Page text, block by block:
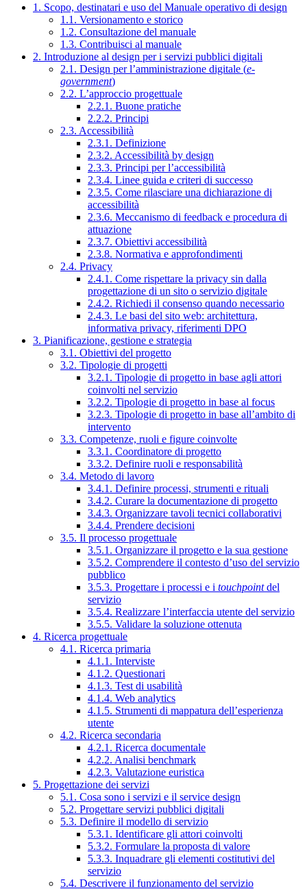
1. Scopo, destinatari e uso del Manuale operativo di design
1.1. Versionamento e storico
1.2. Consultazione del manuale
1.3. Contribuisci al manuale
2. Introduzione al design per i servizi pubblici digitali
2.1. Design per l’amministrazione digitale (e-
government)
2.2. L’approccio progettuale
2.2.1. Buone pratiche
2.2.2. Principi
2.3. Accessibilità
2.3.1. Definizione
2.3.2. Accessibilità by design
2.3.3. Principi per l’accessibilità
2.3.4. Linee guida e criteri di successo
2.3.5. Come rilasciare una dichiarazione di
accessibilità
2.3.6. Meccanismo di feedback e procedura di
attuazione
2.3.7. Obiettivi accessibilità
2.3.8. Normativa e approfondimenti
2.4. Privacy
2.4.1. Come rispettare la privacy sin dalla
progettazione di un sito o servizio digitale
2.4.2. Richiedi il consenso quando necessario
2.4.3. Le basi del sito web: architettura,
informativa privacy, riferimenti DPO
3. Pianificazione, gestione e strategia
3.1. Obiettivi del progetto
3.2. Tipologie di progetti
3.2.1. Tipologie di progetto in base agli attori
coinvolti nel servizio
3.2.2. Tipologie di progetto in base al focus
3.2.3. Tipologie di progetto in base all’ambito di
intervento
3.3. Competenze, ruoli e figure coinvolte
3.3.1. Coordinatore di progetto
3.3.2. Definire ruoli e responsabilità
3.4. Metodo di lavoro
3.4.1. Definire processi, strumenti e rituali
3.4.2. Curare la documentazione di progetto
3.4.3. Organizzare tavoli tecnici collaborativi
3.4.4. Prendere decisioni
3.5. Il processo progettuale
3.5.1. Organizzare il progetto e la sua gestione
3.5.2. Comprendere il contesto d’uso del servizio
pubblico
3.5.3. Progettare i processi e i touchpointdel
servizio
3.5.4. Realizzare l’interfaccia utente del servizio
3.5.5. Validare la soluzione ottenuta
4. Ricerca progettuale
4.1. Ricerca primaria
4.1.1. Interviste
4.1.2. Questionari
4.1.3. Test di usabilità
4.1.4. Web analytics
4.1.5. Strumenti di mappatura dell’esperienza
utente
4.2. Ricerca secondaria
4.2.1. Ricerca documentale
4.2.2. Analisi benchmark
4.2.3. Valutazione euristica
5. Progettazione dei servizi
5.1. Cosa sono i servizi e il service design
5.2. Progettare servizi pubblici digitali
5.3. Definire il modello di servizio
5.3.1. Identificare gli attori coinvolti
5.3.2. Formulare la proposta di valore
5.3.3. Inquadrare gli elementi costitutivi del
servizio
5.4. Descrivere il funzionamento del servizio